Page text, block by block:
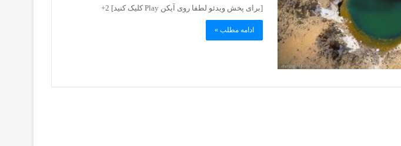
[برای پخش ویدئو لطفا روی آیکن Play کلیک کنید] 2+
ادامه مطلب »